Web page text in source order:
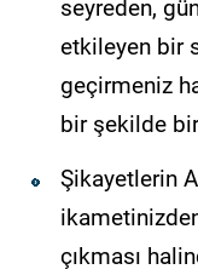
seyreden,
etkileyen bir
geçirmeniz
bir şekilde
Şikayetlerin
çıkması